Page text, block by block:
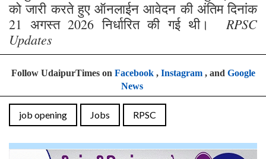
को जारी करते हुए ऑनलाईन आवेदन की अंतिम दिनांक
21 अगस्त 2026 निर्धारित की गई थी। RPSC
Updates
Follow UdaipurTimes on Facebook, Instagram, and Google
News
job opening Jobs RPSC